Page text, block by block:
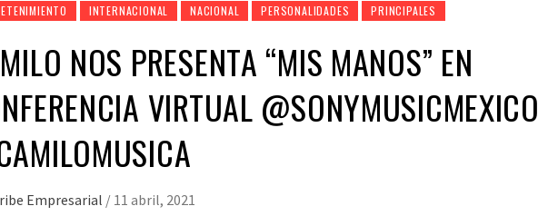
INTERNACIONAL NACIONAL PERSONALIDADES PRINCIPALES
NOS PRESENTA “MIS MANOS” EN
VIRTUAL @SONYMUSICMEXICO
Empresarial / 11 abril, 2021